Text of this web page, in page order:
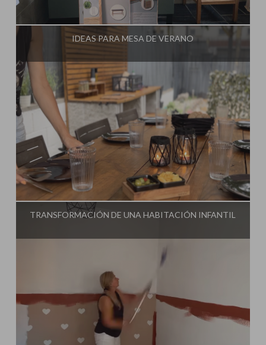
Influencer: Steffido
IDEAS PARA MESA DE VERANO
Influencer:Steffido
TRANSFORMACIÓN DE UNA HABITACIÓN INFANTIL